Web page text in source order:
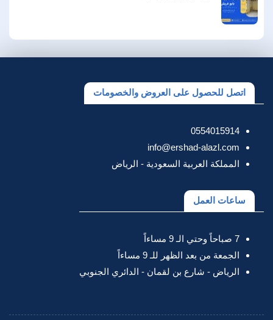
اتصل للحصول على العروض والخصومات
0554015914
info@ershad-alazl.com
المملكة العربية السعودية - الرياض
ساعات العمل
7 صباحاً وحتي الـ 9 مساءاً
الجمعة من بعد الظهر للـ 9 مساءاً
الرياض - شارع بن لقمان - الدائري الجنوبي